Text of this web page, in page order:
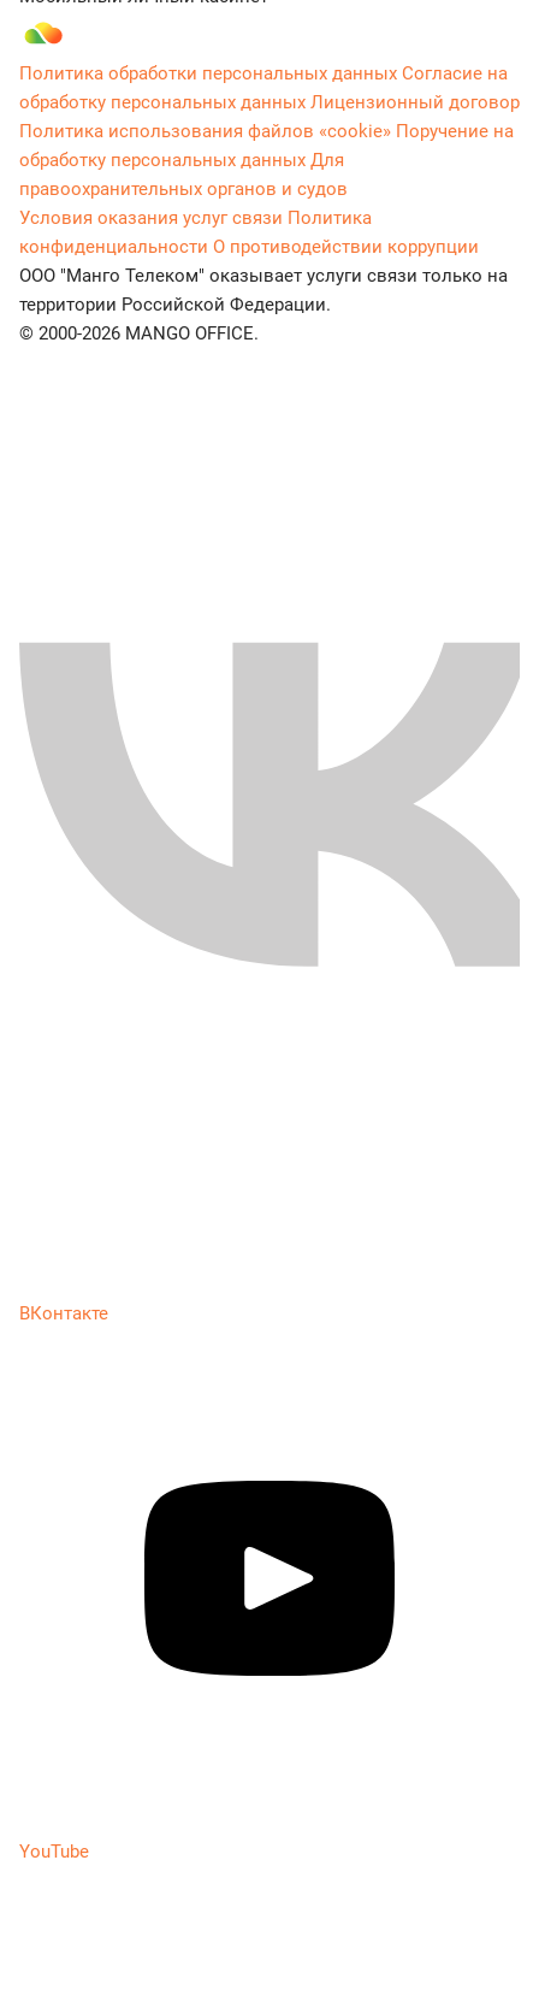
Политика обработки персональных данных Согласие на
обработку персональных данных Лицензионный договор
Политика использования файлов «cookie» Поручение на
обработку персональных данных Для
правоохранительных органов и судов
Условия оказания услуг связи Политика
конфиденциальности О противодействии коррупции
ООО "Манго Телеком" оказывает услуги связи только на
территории Российской Федерации.
© 2000-2026 MANGO OFFICE.
ВКонтакте
YouTube